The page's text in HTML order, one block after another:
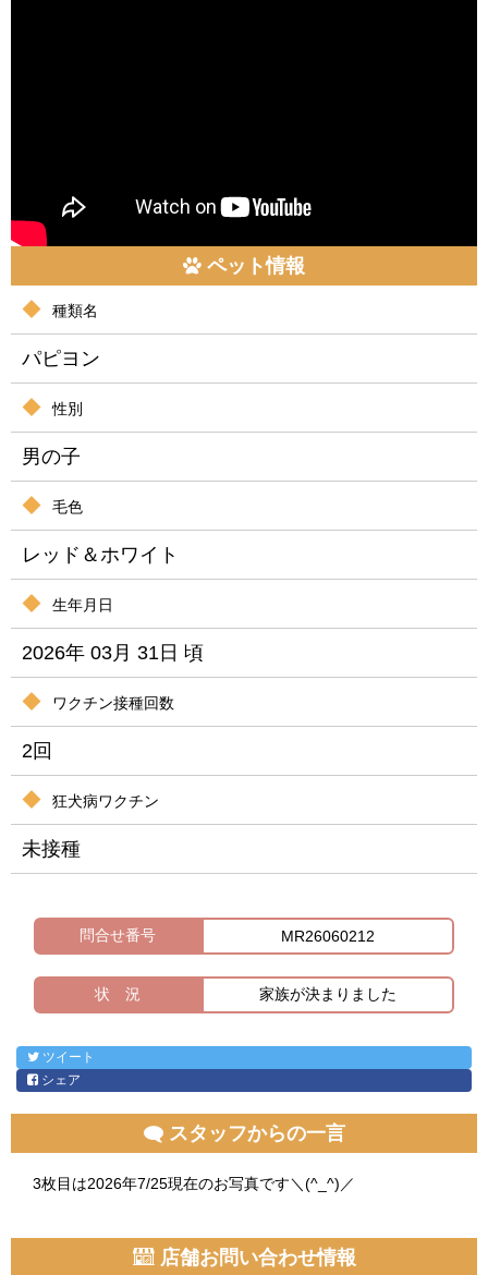
ペット情報
種類名
パピヨン
性別
男の子
毛色
レッド＆ホワイト
生年月日
2026年 03月 31日 頃
ワクチン接種回数
2回
狂犬病ワクチン
未接種
問合せ番号 MR26060212
状 況 家族が決まりました
ツイート
シェア
スタッフからの一言
3枚目は2026年7/25現在のお写真です＼(^_^)／
店舗お問い合わせ情報